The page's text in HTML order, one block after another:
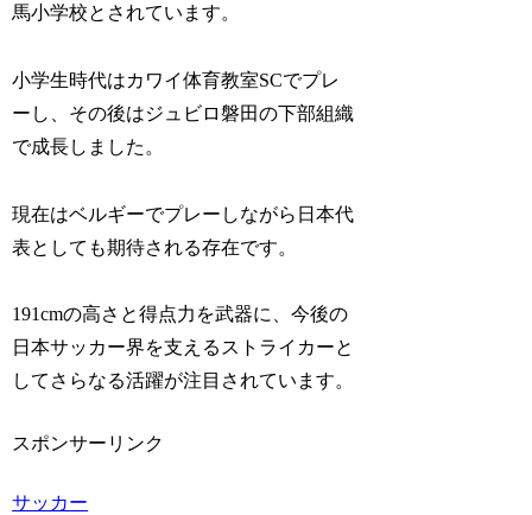
馬小学校とされています。
小学生時代はカワイ体育教室SCでプレ
ーし、その後はジュビロ磐田の下部組織
で成長しました。
現在はベルギーでプレーしながら日本代
表としても期待される存在です。
191cmの高さと得点力を武器に、今後の
日本サッカー界を支えるストライカーと
してさらなる活躍が注目されています。
スポンサーリンク
サッカー